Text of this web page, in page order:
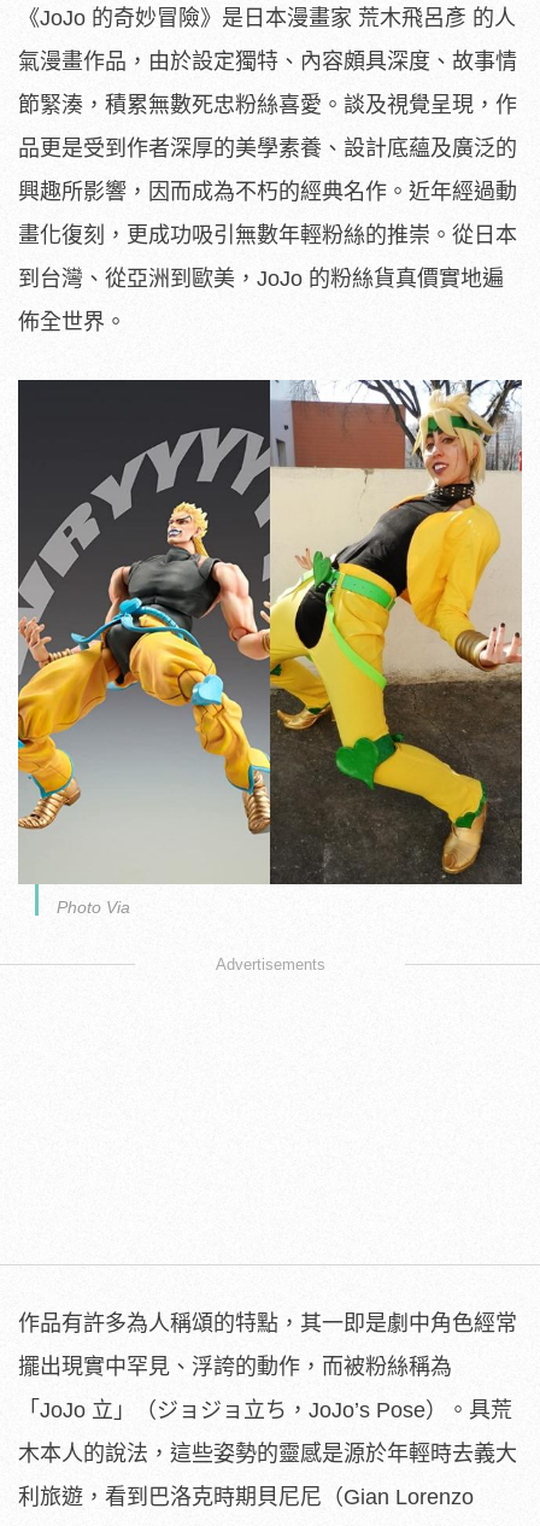
《JoJo 的奇妙冒險》是日本漫畫家 荒木飛呂彥 的人
氣漫畫作品，由於設定獨特、內容頗具深度、故事情
節緊湊，積累無數死忠粉絲喜愛。談及視覺呈現，作
品更是受到作者深厚的美學素養、設計底蘊及廣泛的
興趣所影響，因而成為不朽的經典名作。近年經過動
畫化復刻，更成功吸引無數年輕粉絲的推崇。從日本
到台灣、從亞洲到歐美，JoJo 的粉絲貨真價實地遍
佈全世界。
Photo Via
Advertisements
作品有許多為人稱頌的特點，其一即是劇中角色經常
擺出現實中罕見、浮誇的動作，而被粉絲稱為
「JoJo 立」（ジョジョ立ち，JoJo’s Pose）。具荒
木本人的說法，這些姿勢的靈感是源於年輕時去義大
利旅遊，看到巴洛克時期貝尼尼（Gian Lorenzo